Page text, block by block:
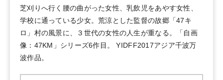
芝刈りへ行く腰の曲がった女性、乳飲児をあやす女性、
学校に通っている少女。荒涼とした監督の故郷「47キ
ロ」村の風景に、３世代の女性の人生が重なる。「自画
像：47KM」シリーズ6作目。 YIDFF2017アジア千波万
波作品。